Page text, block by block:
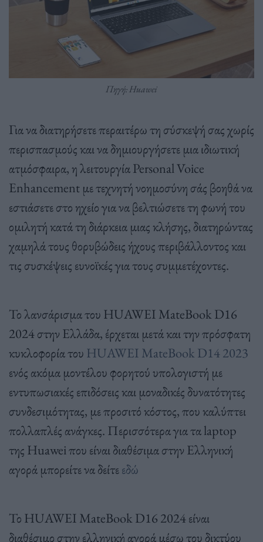
Πηγή: Huawei
Για να διατηρήσετε περαιτέρω τη σύσκεψή σας χωρίς
περισπασμούς και να δημιουργήσετε μια ιδιωτική
ατμόσφαιρα, η λειτουργία Personal Voice
Enhancement με τεχνητή νοημοσύνη σάς βοηθά να
εστιάσετε στο ηχείο για να βελτιώσετε τη φωνή του
ομιλητή κατά τη διάρκεια μιας κλήσης, διατηρώντας
χαμηλά τους θορυβώδεις ήχους περιβάλλοντος και
τις συσκέψεις ευνοϊκές για τους συμμετέχοντες.
Το λανσάρισμα του HUAWEI MateBook D16
2024 στην Ελλάδα, έρχεται μετά και την πρόσφατη
κυκλοφορία του HUAWEI MateBook D14 2023
ενός ακόμα μοντέλου φορητού υπολογιστή με
εντυπωσιακές επιδόσεις και μοναδικές δυνατότητες
συνδεσιμότητας, με προσιτό κόστος, που καλύπτει
πολλαπλές ανάγκες. Περισσότερα για τα laptop
της Huawei που είναι διαθέσιμα στην Ελληνική
αγορά μπορείτε να δείτεεδώ
Το HUAWEI MateBook D16 2024 είναι
διαθέσιμο στην ελληνική αγορά μέσω του δικτύου